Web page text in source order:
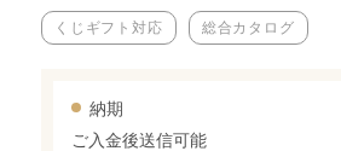
くじギフト対応 総合カタログ
納期
ご入金後送信可能